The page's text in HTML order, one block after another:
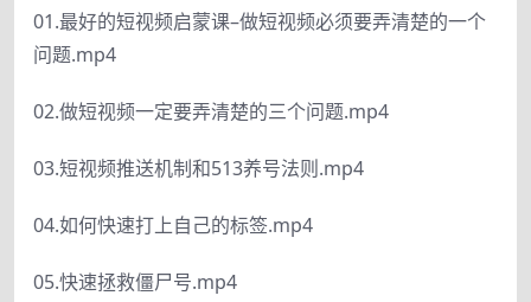
01.最好的短视频启蒙课–做短视频必须要弄清楚的一个
问题.mp4
02.做短视频一定要弄清楚的三个问题.mp4
03.短视频推送机制和513养号法则.mp4
04.如何快速打上自己的标签.mp4
05.快速拯救僵尸号.mp4